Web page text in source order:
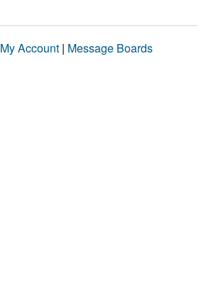
My Account | Message Boards